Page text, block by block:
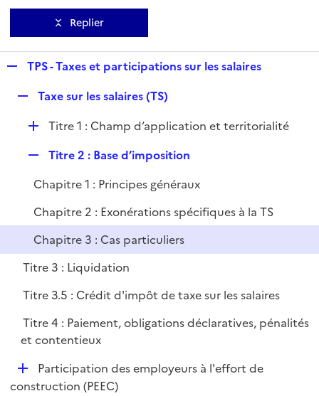
Replier
p
TPS - Taxes et participations sur les salaires
p
e
Taxe sur les salaires (TS)
D
l
i
e
r
Titre 1 : Champ d’application et territorialité
p
l
i
e
r
Titre 2 : Base d’imposition
Chapitre 1 : Principes généraux
Chapitre 2 : Exonérations spécifiques à la TS
Chapitre 3 : Cas particuliers
Titre 3 : Liquidation
Titre 3.5 : Crédit d'impôt de taxe sur les salaires
Titre 4 : Paiement, obligations déclaratives, pénalités
et contentieux
D
é
Participation des employeurs à l'effort de
construction (PEEC)